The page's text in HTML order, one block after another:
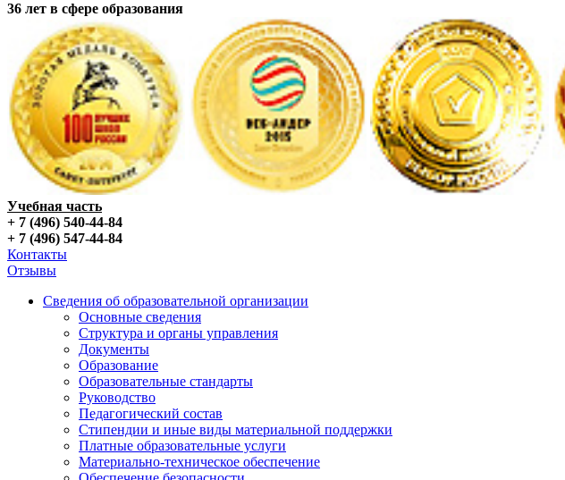
36 лет в сфере образования
Учебная часть
+ 7 (496) 540-44-84
+ 7 (496) 547-44-84
Контакты
Отзывы
Сведения об образовательной организации
Основные сведения
Структура и органы управления
Документы
Образование
Образовательные стандарты
Руководство
Педагогический состав
Стипендии и иные виды материальной поддержки
Платные образовательные услуги
Материально-техническое обеспечение